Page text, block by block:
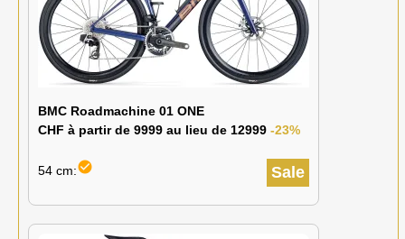
BMC Roadmachine 01 ONE
CHF à partir de 9999 au lieu de 12999 -23%
Sale
54 cm:check_circle